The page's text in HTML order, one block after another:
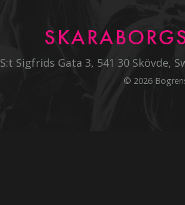
S:t Sigfrids Gata 3, 541 30 Skövde,
© 2026